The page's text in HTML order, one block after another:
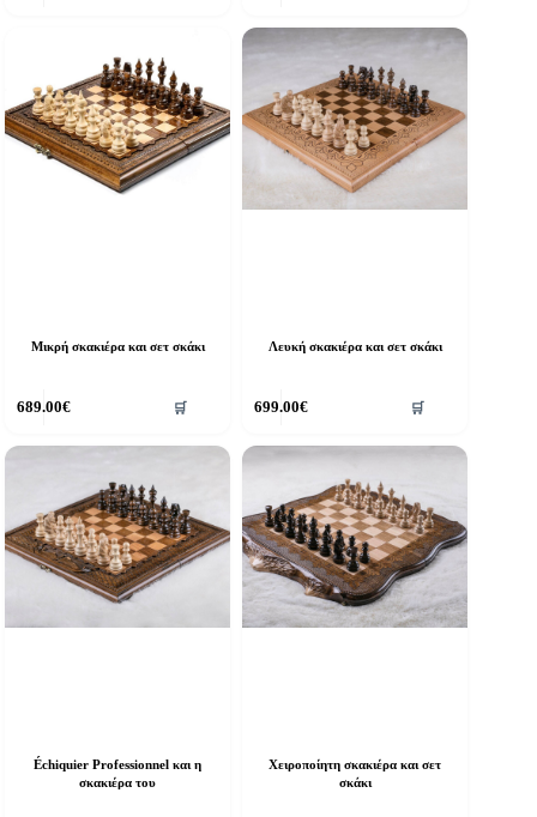
Μικρή σκακιέρα και σετ σκάκι
689.00€ 🛒
Λευκή σκακιέρα και σετ σκάκι
699.00€ 🛒
Échiquier Professionnel και η
σκακιέρα του
Χειροποίητη σκακιέρα και σετ
σκάκι